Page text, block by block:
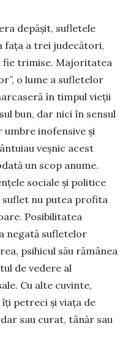
depășit, su­fle­tele
fața a trei ju­decători,
fie trimise. Majoritatea
o lume a sufletelor
în timpul vieții
bun, dar nici în sensul
umbre inofensive și
veșnic acest
un scop anume.
sociale și politice
suflet nu putea profita
Posibilitatea
negată sufletelor
psihicul său rămânea
de vedere al
Cu alte cuvinte,
îți petreci și viața de
sau curat, tânăr sau